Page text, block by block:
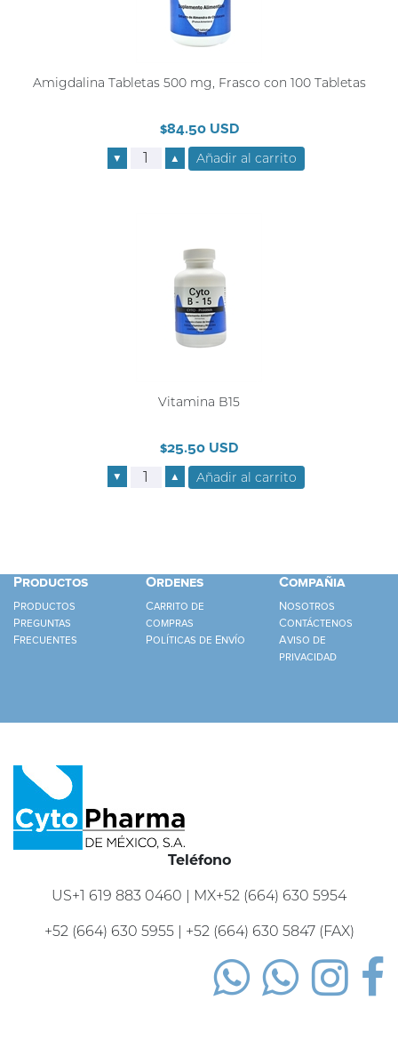
Amigdalina Tabletas 500 mg, Frasco con 100 Tabletas
$84.50 USD
▼ ▲
Vitamina B15
$25.50 USD
▼ ▲
Productos
Productos
Preguntas
Frecuentes
Ordenes
Carrito de
compras
Políticas de Envío
Compañia
Nosotros
Contáctenos
Aviso de
privacidad
Teléfono
US+1 619 883 0460 | MX+52 (664) 630 5954
+52 (664) 630 5955 | +52 (664) 630 5847 (FAX)